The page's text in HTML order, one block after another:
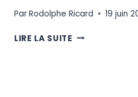
ParRodolphe Ricard 19 juin
LIRE LA SUITE SAAS